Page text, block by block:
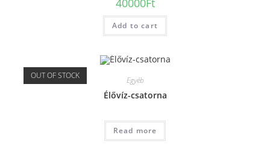
Add to cart
OUT OF STOCK Egyéb
Élővíz-csatorna
Read more